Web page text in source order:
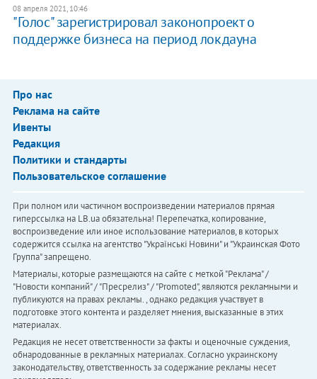
08 апреля 2021, 10:46
"Голос" зарегистрировал законопроект о
поддержке бизнеса на период локдауна
Про нас
Реклама на сайте
Ивенты
Редакция
Политики и стандарты
Пользовательское соглашение
При полном или частичном воспроизведении материалов прямая
гиперссылка на LB.ua обязательна! Перепечатка, копирование,
воспроизведение или иное использование материалов, в которых
содержится ссылка на агентство "Українськi Новини" и "Украинская Фото
Группа" запрещено.
Материалы, которые размещаются на сайте с меткой "Реклама" /
"Новости компаний" / "Пресрелиз" / "Promoted", являются рекламными и
публикуются на правах рекламы. , однако редакция участвует в
подготовке этого контента и разделяет мнения, высказанные в этих
материалах.
Редакция не несет ответственности за факты и оценочные суждения,
обнародованные в рекламных материалах. Согласно украинскому
законодательству, ответственность за содержание рекламы несет